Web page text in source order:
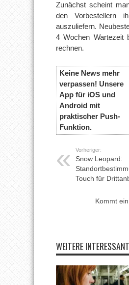
Zunächst scheint
den Vorbestellern
auszuliefern.
4 Wochen Wartezeit
rechnen.
Keine News mehr
verpassen! Unsere
App für iOS und
Android mit
praktischer Push-
Funktion.
Vorheriger:
Snow Leopard:
Touch für
Kommt
WEITERE